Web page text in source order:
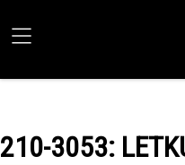
210-3053: